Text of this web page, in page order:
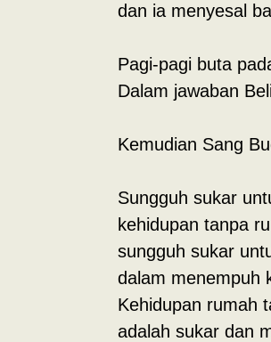
dan ia menyesal
Pagi-pagi buta
Dalam jawaban
Kemudian Sang
Sungguh sukar
kehidupan tanpa
sungguh sukar
dalam menempuh
Kehidupan rumah
adalah sukar dan